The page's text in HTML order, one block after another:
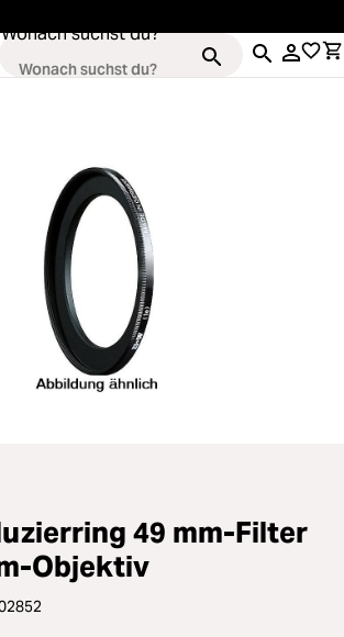
Wonach suchst du?
Drohnen
& Gimbals
Studio
49 mm-Filter
Objektiv